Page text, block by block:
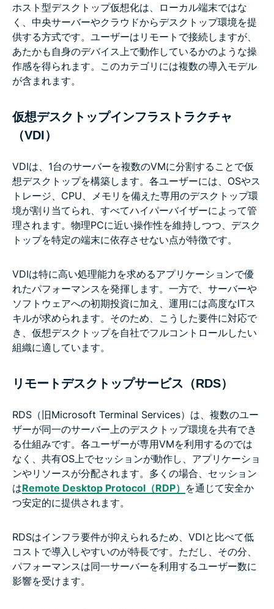
ホスト型デスクトップ仮想化は、ローカル端末ではな
く、中央サーバーやクラウドからデスクトップ環境を提
供する方式です。ユーザーはリモートで接続しますが、
あたかも自身のデバイス上で動作しているかのような操
作感を得られます。このカテゴリには複数の導入モデル
が含まれます。
仮想デスクトップインフラストラクチャ
（VDI）
VDIは、1台のサーバーを複数のVMに分割することで仮
想デスクトップを構築します。各ユーザーには、OSやス
トレージ、CPU、メモリを備えた専用のデスクトップ環
境が割り当てられ、すべてハイパーバイザーによって管
理されます。物理PCに近い操作性を維持しつつ、デスク
トップを特定の端末に依存させない点が特徴です。
VDIは特に高い処理能力を求めるアプリケーションで優
れたパフォーマンスを発揮します。一方で、サーバーや
ソフトウェアへの初期投資に加え、運用には高度なITス
キルが求められます。そのため、こうした要件に対応で
き、仮想デスクトップを自社でフルコントロールしたい
組織に適しています。
リモートデスクトップサービス（RDS）
RDS（旧Microsoft Terminal Services）は、複数のユー
ザーが同一のサーバー上のデスクトップ環境を共有でき
る仕組みです。各ユーザーが専用VMを利用するのでは
なく、共有OS上でセッションが動作し、アプリケーショ
ンやリソースが分配されます。多くの場合、セッション
はRemote Desktop Protocol（RDP） を通じて安全か
つ安定的に提供されます。
RDSはインフラ要件が抑えられるため、VDIと比べて低
コストで導入しやすいのが特長です。ただし、その分、
パフォーマンスは同一サーバーを利用するユーザー数に
影響を受けます。